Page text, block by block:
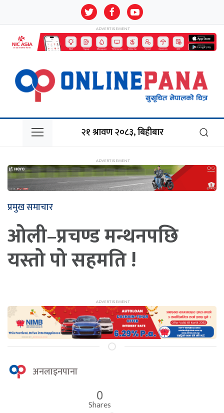
२१ श्रावण २०८३, बिहीबार
प्रमुख समाचार
ओली–प्रचण्ड मन्थनपछि
यस्तो पो सहमति !
अनलाइनपाना
0
Shares